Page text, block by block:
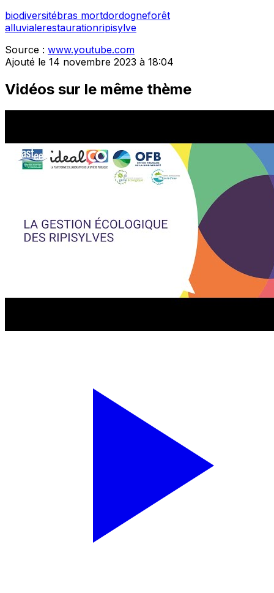
biodiversitébras mortdordogneforêt
alluvialerestaurationripisylve
Source : www.youtube.com
Ajouté le 14 novembre 2023 à 18:04
Vidéos sur le même thème